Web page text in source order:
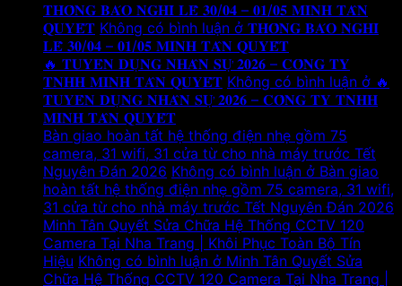
𝐓𝐇𝐎̂𝐍𝐆 𝐁𝐀́𝐎 𝐍𝐆𝐇𝐈̉ 𝐋𝐄̂̃ 𝟑𝟎/𝟎𝟒 – 𝟎𝟏/𝟎𝟓 𝐌𝐈𝐍𝐇 𝐓𝐀̂𝐍
𝐐𝐔𝐘𝐄̂́𝐓 Không có bình luận ở 𝐓𝐇𝐎̂𝐍𝐆 𝐁𝐀́𝐎 𝐍𝐆𝐇𝐈̉
𝐋𝐄̂̃ 𝟑𝟎/𝟎𝟒 – 𝟎𝟏/𝟎𝟓 𝐌𝐈𝐍𝐇 𝐓𝐀̂𝐍 𝐐𝐔𝐘𝐄̂́𝐓
🔥 𝐓𝐔𝐘𝐄̂̉𝐍 𝐃𝐔̣𝐍𝐆 𝐍𝐇𝐀̂𝐍 𝐒𝐔̛̣ 𝟐𝟎𝟐𝟔 – 𝐂𝐎̂𝐍𝐆 𝐓𝐘
𝐓𝐍𝐇𝐇 𝐌𝐈𝐍𝐇 𝐓𝐀̂𝐍 𝐐𝐔𝐘𝐄̂́𝐓 Không có bình luận ở 🔥
𝐓𝐔𝐘𝐄̂̉𝐍 𝐃𝐔̣𝐍𝐆 𝐍𝐇𝐀̂𝐍 𝐒𝐔̛̣ 𝟐𝟎𝟐𝟔 – 𝐂𝐎̂𝐍𝐆 𝐓𝐘 𝐓𝐍𝐇𝐇
𝐌𝐈𝐍𝐇 𝐓𝐀̂𝐍 𝐐𝐔𝐘𝐄̂́𝐓
Bàn giao hoàn tất hệ thống điện nhẹ gồm 75
camera, 31 wifi, 31 cửa từ cho nhà máy trước Tết
Nguyên Đán 2026 Không có bình luận ở Bàn giao
hoàn tất hệ thống điện nhẹ gồm 75 camera, 31 wifi,
31 cửa từ cho nhà máy trước Tết Nguyên Đán 2026
Minh Tân Quyết Sửa Chữa Hệ Thống CCTV 120
Camera Tại Nha Trang | Khôi Phục Toàn Bộ Tín
Hiệu Không có bình luận ở Minh Tân Quyết Sửa
Chữa Hệ Thống CCTV 120 Camera Tại Nha Trang |